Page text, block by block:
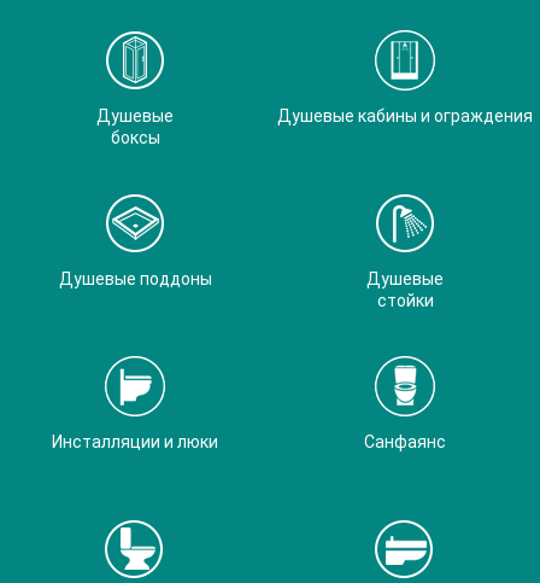
Душевые
боксы
Душевые кабины и ограждения
Душевые поддоны
Душевые
стойки
Инсталляции и люки Санфаянс